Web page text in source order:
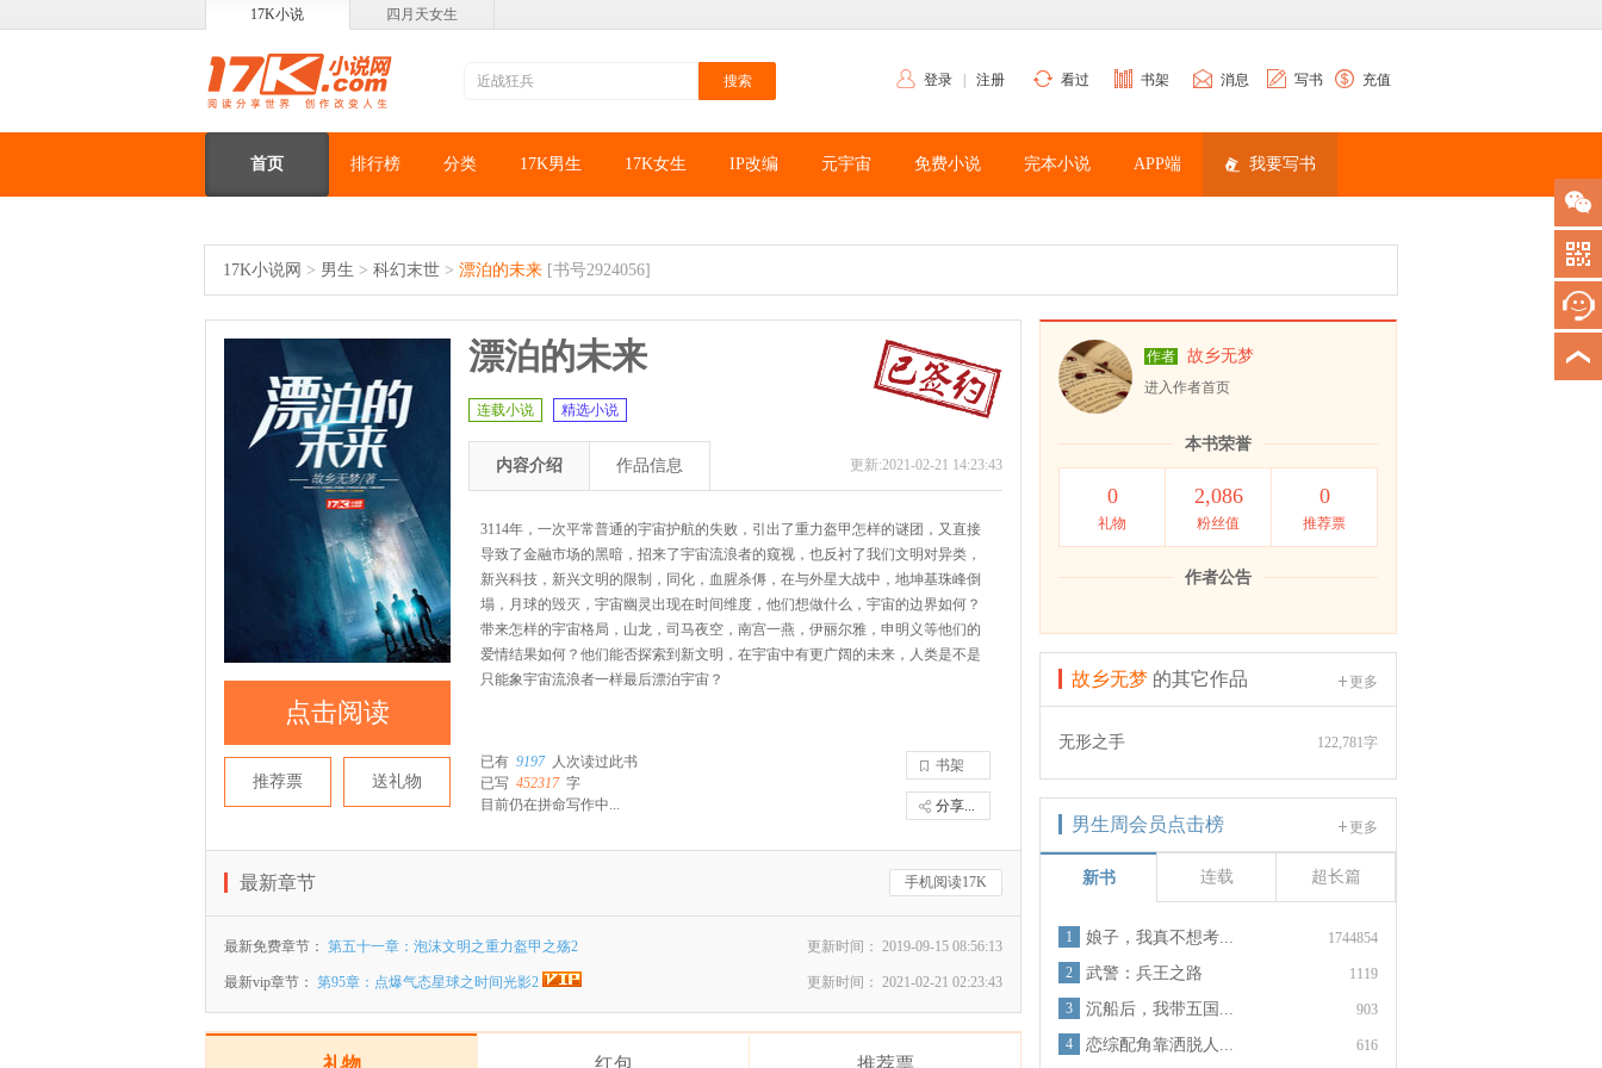
17K小说 四月天女生
登录 注册 看过 书架 消息 写书 充值
首页 排行榜 分类 17K男生 17K女生 IP改编 元宇宙 免费小说 完本小说 APP端 我要写书
17K小说网 > 男生 > 科幻末世 > 漂泊的未来 [书号2924056]
点击阅读
推荐票 送礼物
漂泊的未来
连载小说 精选小说
更新:2021-02-21 14:23:43
内容介绍 作品信息
3114年，一次平常普通的宇宙护航的失败，引出了重力盔甲怎样的谜团，又直接
导致了金融市场的黑暗，招来了宇宙流浪者的窥视，也反衬了我们文明对异类，
新兴科技，新兴文明的限制，同化，血腥杀傉，在与外星大战中，地坤基珠峰倒
塌，月球的毁灭，宇宙幽灵出现在时间维度，他们想做什么，宇宙的边界如何？
带来怎样的宇宙格局，山龙，司马夜空，南宫一燕，伊丽尔雅，申明义等他们的
爱情结果如何？他们能否探索到新文明，在宇宙中有更广阔的未来，人类是不是
只能象宇宙流浪者一样最后漂泊宇宙？
书架
分享...
已有 9197 人次读过此书
已写 452317 字
目前仍在拼命写作中...
手机阅读17K
最新章节
更新时间： 2019-09-15 08:56:13
最新免费章节： 第五十一章：泡沫文明之重力盔甲之殇2
更新时间： 2021-02-21 02:23:43
最新vip章节： 第95章：点爆气态星球之时间光影2
礼物 红包 推荐票
作者 故乡无梦
进入作者首页
本书荣誉
0
礼物
2,086
粉丝值
0
推荐票
作者公告
更多
故乡无梦 的其它作品
122,781字
无形之手
更多
男生周会员点击榜
新书 连载 超长篇
1744854
1 娘子，我真不想考...
1119
2 武警：兵王之路
903
3 沉船后，我带五国...
616
4 恋综配角靠洒脱人...